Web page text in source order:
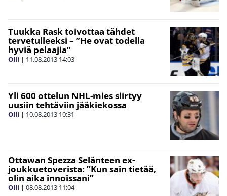
Tuukka Rask toivottaa tähdet
tervetulleeksi – ”He ovat todella
hyviä pelaajia”
Olli | 11.08.2013 14:03
Yli 600 ottelun NHL-mies siirtyy
uusiin tehtäviin jääkiekossa
Olli | 10.08.2013 10:31
Ottawan Spezza Selänteen ex-
joukkuetoverista: ”Kun sain tietää,
olin aika innoissani”
Olli | 08.08.2013 11:04